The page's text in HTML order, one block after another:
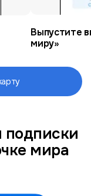
Выпустите
миру»
подписки
мира